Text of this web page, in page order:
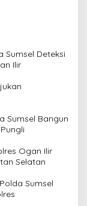
Sumsel Deteksi
Ilir
Sumsel Bangun
Ogan Ilir
Selatan
Sumsel